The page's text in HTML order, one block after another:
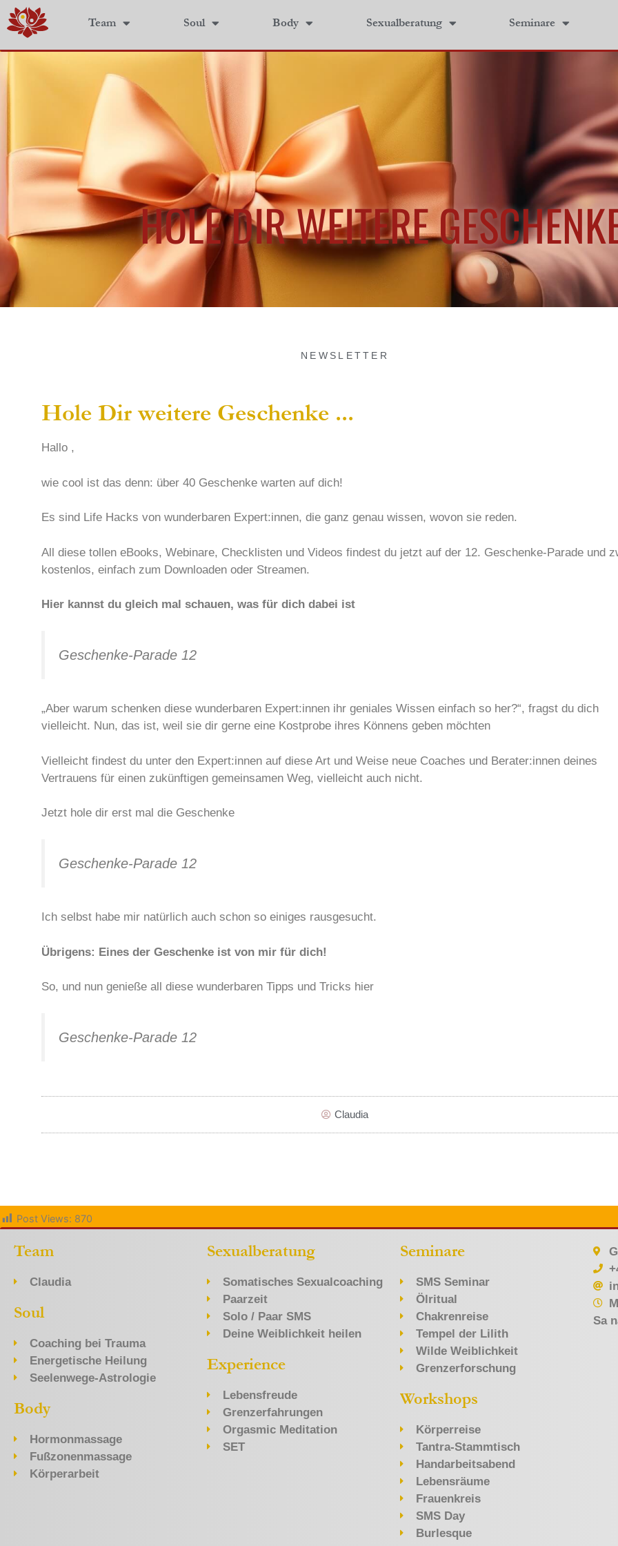
Team Soul Body Sexualberatung Seminare
HOLE DIR WEITERE
NEWSLETTER
Hole Dir weitere Geschenke ...
Hallo ,
wie cool ist das denn: über 40 Geschenke warten auf dich!
Es sind Life Hacks von wunderbaren Expert:innen, die ganz genau wissen, wovon sie reden.
All diese tollen eBooks, Webinare, Checklisten und Videos findest du jetzt auf der 12. Geschenke-Parade und
kostenlos, einfach zum Downloaden oder Streamen.
Hier kannst du gleich mal schauen, was für dich dabei ist
Geschenke-Parade 12
„Aber warum schenken diese wunderbaren Expert:innen ihr geniales Wissen einfach so her?“, fragst du dich
vielleicht. Nun, das ist, weil sie dir gerne eine Kostprobe ihres Könnens geben möchten
Vielleicht findest du unter den Expert:innen auf diese Art und Weise neue Coaches und Berater:innen deines
Vertrauens für einen zukünftigen gemeinsamen Weg, vielleicht auch nicht.
Jetzt hole dir erst mal die Geschenke
Geschenke-Parade 12
Ich selbst habe mir natürlich auch schon so einiges rausgesucht.
Übrigens: Eines der Geschenke ist von mir für dich!
So, und nun genieße all diese wunderbaren Tipps und Tricks hier
Geschenke-Parade 12
Claudia
Post Views: 870
Team
Claudia
Soul
Coaching bei Trauma
Energetische Heilung
Seelenwege-Astrologie
Body
Hormonmassage
Fußzonenmassage
Körperarbeit
Sexualberatung
Somatisches Sexualcoaching
Paarzeit
Solo / Paar SMS
Deine Weiblichkeit heilen
Experience
Lebensfreude
Grenzerfahrungen
Orgasmic Meditation
SET
Seminare
SMS Seminar
Ölritual
Chakrenreise
Tempel der Lilith
Wilde Weiblichkeit
Grenzerforschung
Workshops
Körperreise
Tantra-Stammtisch
Handarbeitsabend
Lebensräume
Frauenkreis
SMS Day
Burlesque
Sa